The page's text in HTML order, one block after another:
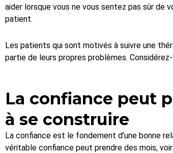
aider lorsque vous ne vous sentez pas sûr de
patient.
Les patients qui sont motivés à suivre une
partie de leurs propres problèmes.
La confiance peut
à se construire
La confiance est le fondement d’une bonne
véritable confiance peut prendre des mois,